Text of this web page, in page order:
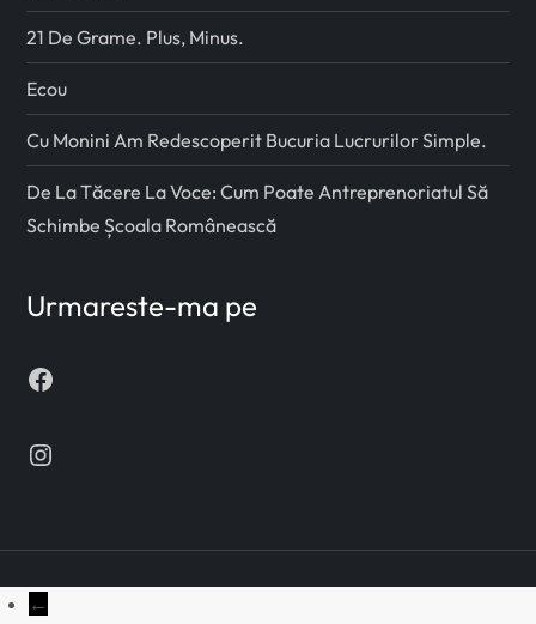
21 De Grame. Plus, Minus.
Ecou
Cu Monini Am Redescoperit Bucuria Lucrurilor Simple.
De La Tăcere La Voce: Cum Poate Antreprenoriatul Să
Schimbe Școala Românească
Urmareste-ma pe
←